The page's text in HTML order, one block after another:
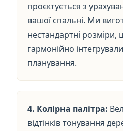
проєктується з
вашої спальні. Ми
нестандартні розміри,
гармонійно
планування.
4. Колірна палітра:
відтінків тонування